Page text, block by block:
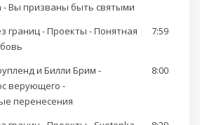
- Вы призваны быть святыми
границ - Проекты - Понятная
7:59
и Билли Брим -
верующего -
перенесения
8:00